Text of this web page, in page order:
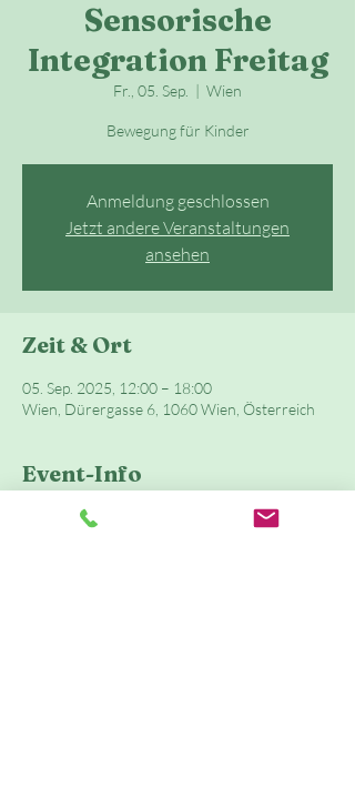
Sensorische
Integration Freitag
Fr., 05. Sep.
  |
Wien
Bewegung für Kinder
Anmeldung geschlossen
Jetzt andere Veranstaltungen
ansehen
Zeit & Ort
05. Sep. 2025, 12:00 – 18:00
Wien, Dürergasse 6, 1060 Wien, Österreich
Event-Info
Sportliche Aktivitäten im Kindergarten- und